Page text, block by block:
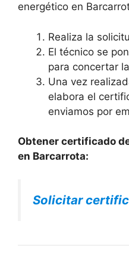
energético en
Realiza la
El técnico se
para concertar
Una vez
elabora el
enviamos por
Obtener certificado
en Barcarrota:
Solicitar